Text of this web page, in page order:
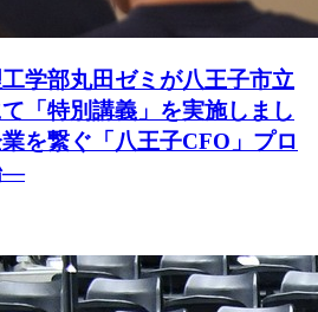
工学部丸田ゼミが八王子市立
「特別講義」を実施しまし
を繋ぐ「八王子CFO」プロ
―